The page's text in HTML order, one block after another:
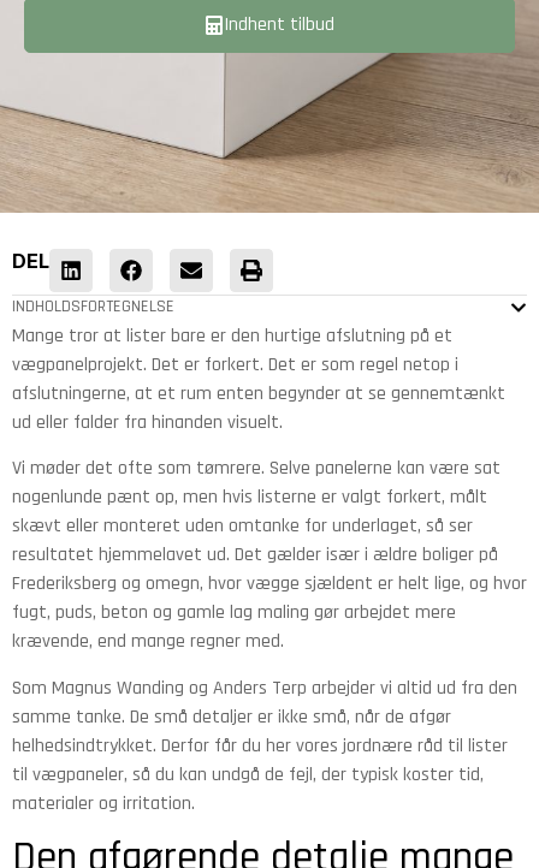
Indhent tilbud
DEL
INDHOLDSFORTEGNELSE
Mange tror at lister bare er den hurtige afslutning på et
vægpanelprojekt. Det er forkert. Det er som regel netop i
afslutningerne, at et rum enten begynder at se gennemtænkt
ud eller falder fra hinanden visuelt.
Vi møder det ofte som tømrere. Selve panelerne kan være sat
nogenlunde pænt op, men hvis listerne er valgt forkert, målt
skævt eller monteret uden omtanke for underlaget, så ser
resultatet hjemmelavet ud. Det gælder især i ældre boliger på
Frederiksberg og omegn, hvor vægge sjældent er helt lige, og hvor
fugt, puds, beton og gamle lag maling gør arbejdet mere
krævende, end mange regner med.
Som Magnus Wanding og Anders Terp arbejder vi altid ud fra den
samme tanke. De små detaljer er ikke små, når de afgør
helhedsindtrykket. Derfor får du her vores jordnære råd til lister
til vægpaneler, så du kan undgå de fejl, der typisk koster tid,
materialer og irritation.